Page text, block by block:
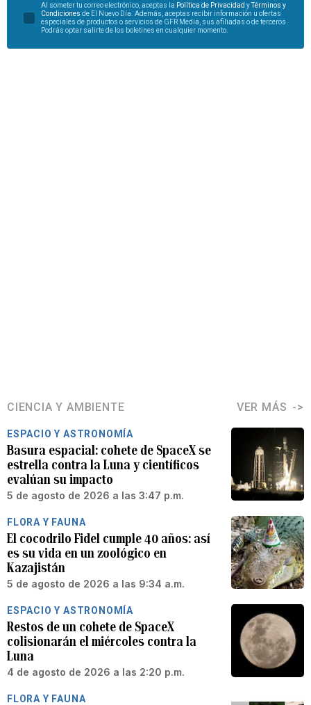
Al someter tu correo electrónico, aceptas la Política de Privacidad yTérminos y
Condiciones de El Nuevo Día. Además, aceptas recibir información u ofertas
especiales de productos o servicios de GFR Media, sus afiliadas o de terceros.
Podrás optar salirte de los boletines en cualquier momento.
CIENCIA Y AMBIENTE VER MÁS
ESPACIO Y ASTRONOMÍA
Basura espacial: cohete de SpaceX se
estrella contra la Luna y científicos
evalúan su impacto
5 de agosto de 2026 a las 3:47 p.m.
FLORA Y FAUNA
El cocodrilo Fidel cumple 40 años: así
es su vida en un zoológico en
Kazajistán
5 de agosto de 2026 a las 9:34 a.m.
ESPACIO Y ASTRONOMÍA
Restos de un cohete de SpaceX
colisionarán el miércoles contra la
Luna
4 de agosto de 2026 a las 2:20 p.m.
FLORA Y FAUNA